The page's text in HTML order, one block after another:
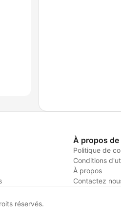
À propos
Politique de
Conditions
À propos
Contactez
réservés.